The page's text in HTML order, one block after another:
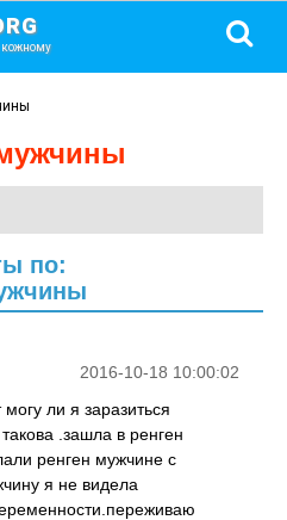
кожному
по:
2016-10-18 10:00:02
ли я заразиться
.зашла в ренген
ренген мужчине с
я не видела